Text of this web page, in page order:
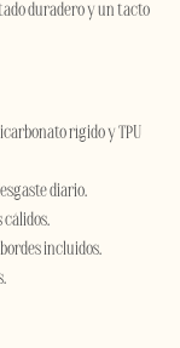
duradero y un tacto
rígido y TPU
diario.
cálidos.
incluidos.